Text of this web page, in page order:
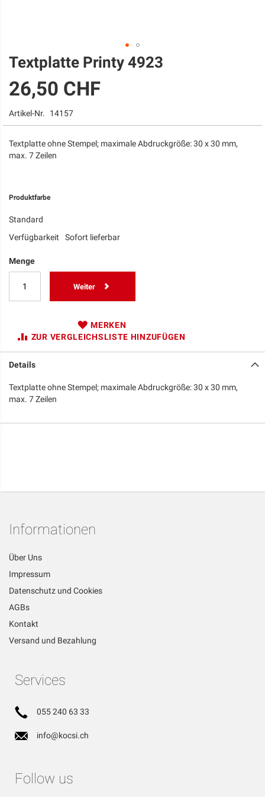
Zum
Anfang
der
Bildgalerie
Textplatte Printy 4923
26,50 CHF
Artikel-Nr. 14157
Textplatte ohne Stempel; maximale Abdruckgröße: 30 x 30 mm,
max. 7 Zeilen
Produktfarbe
Standard
Verfügbarkeit
Sofort lieferbar
Menge
Weiter
MERKEN
ZUR VERGLEICHSLISTE HINZUFÜGEN
Details
Textplatte ohne Stempel; maximale Abdruckgröße: 30 x 30 mm,
max. 7 Zeilen
Informationen
Über Uns
Impressum
Datenschutz und Cookies
AGBs
Kontakt
Versand und Bezahlung
Services
055 240 63 33
info@kocsi.ch
Follow us